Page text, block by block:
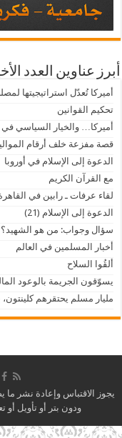
أبرز عناوين العدد
أميركا تُعدّل استراتيجيتها
تحكيم القوانين
أميركا… والخيار السياسي
قصة مفزعة خلف أرقام
الدعوة إلى الإسلام في أوروبا
مع القرآن الكريم
لقاء عرفات ـ رابين في
الدعوة إلى الإسلام (21)
سؤال وجواب: من هو الشهيد؟
أخبار المسلمين في العالم
أَلقُوا السلاح
يسوّقون الجريمة بالوعود
مليار مسلم يحتقرهم
يجوز الاقتباس وإعادة نشر
ودون بتر أو تأويل